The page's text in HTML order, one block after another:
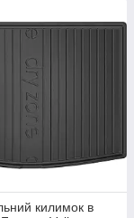
килимок в